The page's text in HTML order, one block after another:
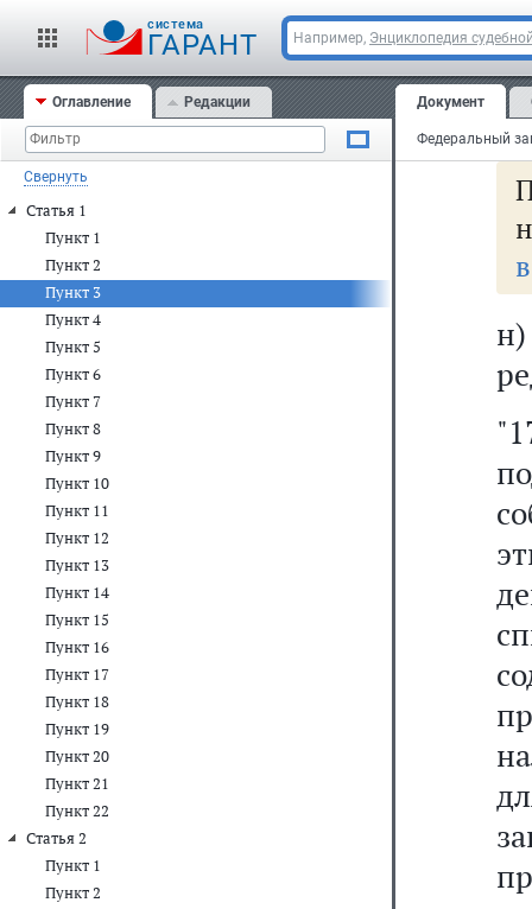
cистема
ГАРАНТ Например, Энциклопедия
Оглавление Редакции
Свернуть
Статья 1
Пункт 1
Пункт 2
Пункт 3
Пункт 4
Пункт 5
Пункт 6
Пункт 7
Пункт 8
Пункт 9
Пункт 10
Пункт 11
Пункт 12
Пункт 13
Пункт 14
Пункт 15
Пункт 16
Пункт 17
Пункт 18
Пункт 19
Пункт 20
Пункт 21
Пункт 22
Статья 2
Пункт 1
Пункт 2
Документ